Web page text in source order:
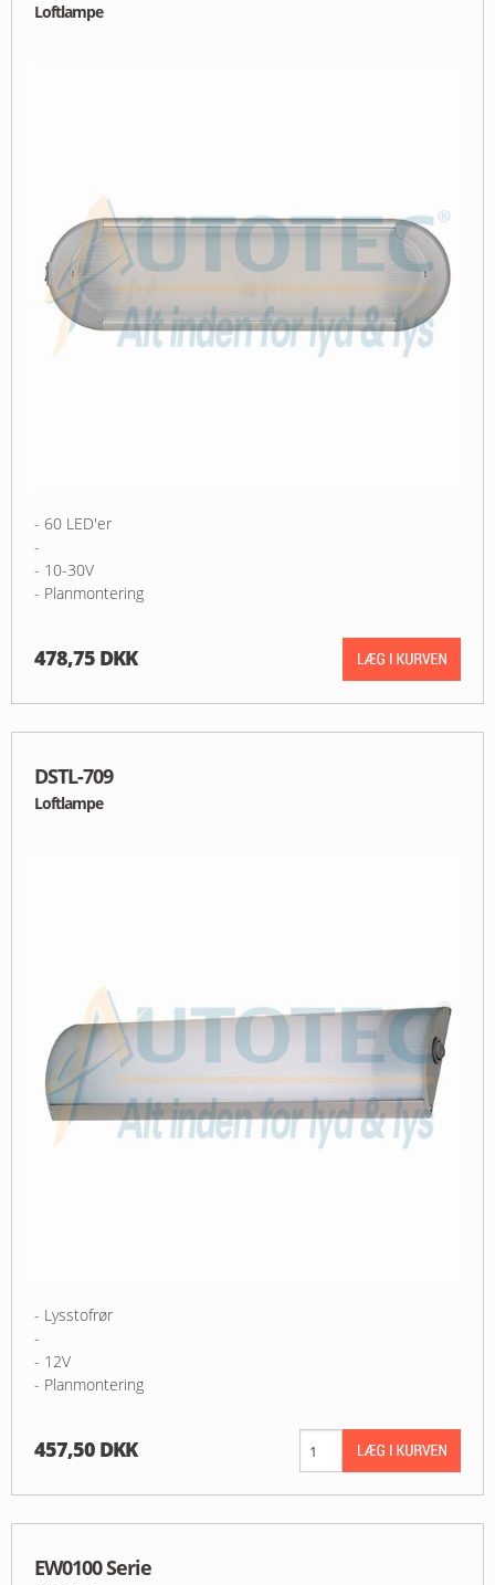
Loftlampe
- 60 LED'er
-
- 10-30V
- Planmontering
478,75 DKK
DSTL-709
Loftlampe
- Lysstofrør
-
- 12V
- Planmontering
457,50 DKK
EW0100 Serie